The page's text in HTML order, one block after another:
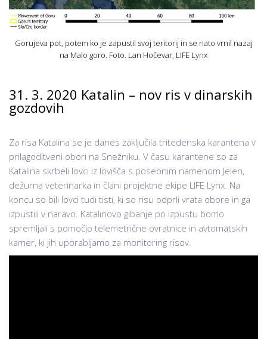
Gorujeva pot, potem ko je zapustil svoj teritorij in se nato vrnil nazaj
na Malo goro. Foto. Lan Hočevar, LIFE Lynx
31. 3. 2020 Katalin – nov ris v dinarskih
gozdovih
Za risa Katalina se je danes zaključila tritedenska karantena v
prilagoditveni obori na Snežniku. V času karantene so za
Katalina skrbeli lovci iz lovišča s posebnim namenom Jelen,
dežurna veterinarka in člani projektne ekipe LIFE Lynx. Na
koncu so bili lovci tudi tisti, ki so risu odprli vrata obore in ga
izpustili v naravo. Katalinovo gibanje po izpustu bomo
spremljali s pomočjo telemetrične ovratnice in avtomatskih
kamer, ki jih uporabljamo za monitoring risov.